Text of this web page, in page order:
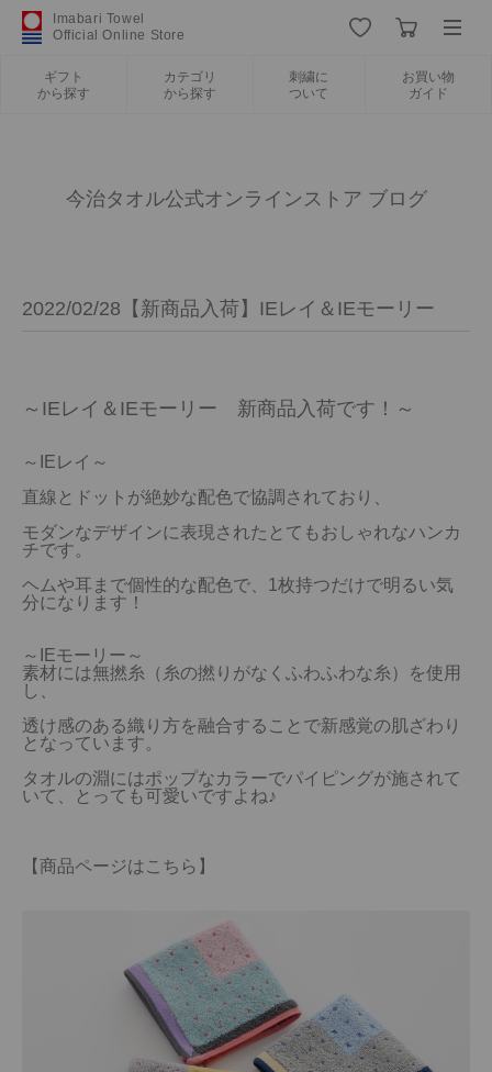
Imabari Towel
Official Online Store
ギフト
から探す
カテゴリ
から探す
刺繍に
ついて
お買い物
ガイド
ギフトから探す
刺繍について
当サイトについて
店舗リスト
ヘルプ
規約
大量購入・法人向けの購入の方は
今治タオル公式オンラインストア ブログ
2022/02/28【新商品入荷】IEレイ＆IEモーリー
～IEレイ＆IEモーリー　新商品入荷です！～
～IEレイ～
直線とドットが絶妙な配色で協調されており、
モダンなデザインに表現されたとてもおしゃれなハンカ
チです。
ヘムや耳まで個性的な配色で、1枚持つだけで明るい気
分になります！
～IEモーリー～
素材には無撚糸（糸の撚りがなくふわふわな糸）を使用
し、
透け感のある織り方を融合することで新感覚の肌ざわり
となっています。
タオルの淵にはポップなカラーでパイピングが施されて
いて、とっても可愛いですよね♪
【商品ページはこちら】